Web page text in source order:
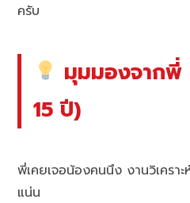
ครับ
มุมมองจากพี่
15 ปี)
พี่เคยเจอน้องคนนึง งานวิเครา
แน่น